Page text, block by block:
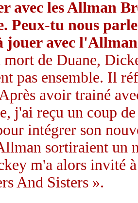
avec les Allman
Peux-tu nous
jouer avec
de Duane,
pas ensemble. Il
avoir trainé
j'ai reçu un coup
intégrer son
sortiraient un
m'a alors invité
And Sisters ».